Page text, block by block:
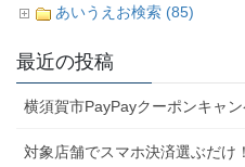
あいうえお検索 (85)
最近の投稿
横須賀市PayPayクーポンキャ
対象店舗でスマホ決済選ぶだけ